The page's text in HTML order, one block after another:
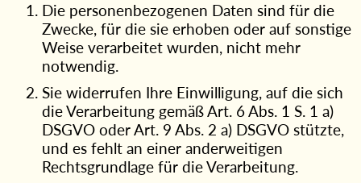
Die personenbezogenen Daten sind für die
Zwecke, für die sie erhoben oder auf sonstige
Weise verarbeitet wurden, nicht mehr
notwendig.
Sie widerrufen Ihre Einwilligung, auf die sich
die Verarbeitung gemäß Art. 6 Abs. 1 S. 1 a)
DSGVO oder Art. 9 Abs. 2 a) DSGVO stützte,
und es fehlt an einer anderweitigen
Rechtsgrundlage für die Verarbeitung.